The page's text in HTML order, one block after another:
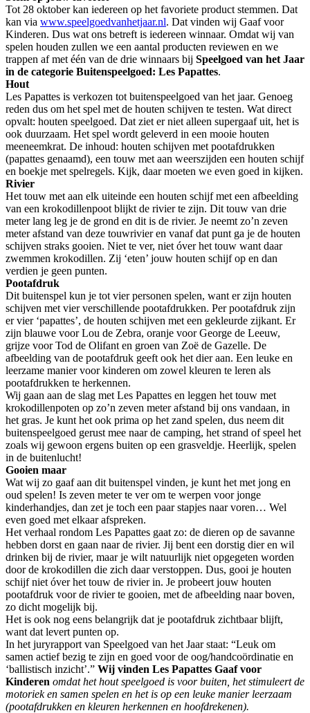
Tot 28 oktober kan iedereen op het favoriete product stemmen. Dat
kan via www.speelgoedvanhetjaar.nl. Dat vinden wij Gaaf voor
Kinderen. Dus wat ons betreft is iedereen winnaar. Omdat wij van
spelen houden zullen we een aantal producten reviewen en we
trappen af met één van de drie winnaars bij Speelgoed van het Jaar
in de categorie Buitenspeelgoed: Les Papattes.
Hout
Les Papattes is verkozen tot buitenspeelgoed van het jaar. Genoeg
reden dus om het spel met de houten schijven te testen. Wat direct
opvalt: houten speelgoed. Dat ziet er niet alleen supergaaf uit, het is
ook duurzaam. Het spel wordt geleverd in een mooie houten
meeneemkrat. De inhoud: houten schijven met pootafdrukken
(papattes genaamd), een touw met aan weerszijden een houten schijf
en boekje met spelregels. Kijk, daar moeten we even goed in kijken.
Rivier
Het touw met aan elk uiteinde een houten schijf met een afbeelding
van een krokodillenpoot blijkt de rivier te zijn. Dit touw van drie
meter lang leg je de grond en dit is de rivier. Je neemt zo’n zeven
meter afstand van deze touwrivier en vanaf dat punt ga je de houten
schijven straks gooien. Niet te ver, niet óver het touw want daar
zwemmen krokodillen. Zij ‘eten’ jouw houten schijf op en dan
verdien je geen punten.
Pootafdruk
Dit buitenspel kun je tot vier personen spelen, want er zijn houten
schijven met vier verschillende pootafdrukken. Per pootafdruk zijn
er vier ‘papattes’, de houten schijven met een gekleurde zijkant. Er
zijn blauwe voor Lou de Zebra, oranje voor George de Leeuw,
grijze voor Tod de Olifant en groen van Zoë de Gazelle. De
afbeelding van de pootafdruk geeft ook het dier aan. Een leuke en
leerzame manier voor kinderen om zowel kleuren te leren als
pootafdrukken te herkennen.
Wij gaan aan de slag met Les Papattes en leggen het touw met
krokodillenpoten op zo’n zeven meter afstand bij ons vandaan, in
het gras. Je kunt het ook prima op het zand spelen, dus neem dit
buitenspeelgoed gerust mee naar de camping, het strand of speel het
zoals wij gewoon ergens buiten op een grasveldje. Heerlijk, spelen
in de buitenlucht!
Gooien maar
Wat wij zo gaaf aan dit buitenspel vinden, je kunt het met jong en
oud spelen! Is zeven meter te ver om te werpen voor jonge
kinderhandjes, dan zet je toch een paar stapjes naar voren… Wel
even goed met elkaar afspreken.
Het verhaal rondom Les Papattes gaat zo: de dieren op de savanne
hebben dorst en gaan naar de rivier. Jij bent een dorstig dier en wil
drinken bij de rivier, maar je wilt natuurlijk niet opgegeten worden
door de krokodillen die zich daar verstoppen. Dus, gooi je houten
schijf niet óver het touw de rivier in. Je probeert jouw houten
pootafdruk voor de rivier te gooien, met de afbeelding naar boven,
zo dicht mogelijk bij.
Het is ook nog eens belangrijk dat je pootafdruk zichtbaar blijft,
want dat levert punten op.
In het juryrapport van Speelgoed van het Jaar staat: “Leuk om
samen actief bezig te zijn en goed voor de oog/handcoördinatie en
‘ballistisch inzicht’.” Wij vinden Les Papattes Gaaf voor
Kinderen omdat het hout speelgoed is voor buiten, het stimuleert de
motoriek en samen spelen en het is op een leuke manier leerzaam
(pootafdrukken en kleuren herkennen en hoofdrekenen).